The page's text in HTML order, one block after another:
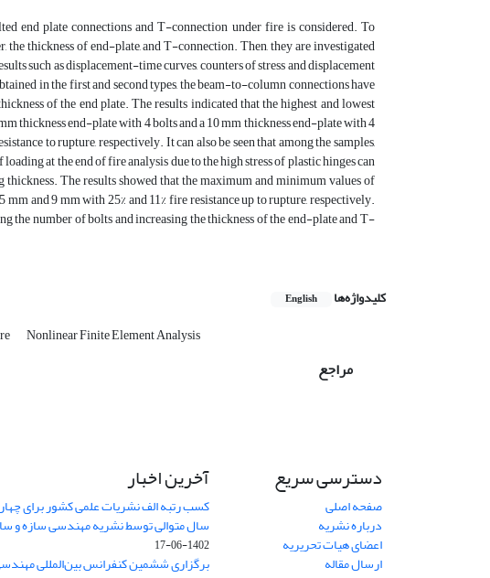
end plate connections and T-connection under fire is considered. To
the thickness of end-plate, and T-connection. Then, they are investigated
such as displacement-time curves, counters of stress and displacement
in the first and second types, the beam-to-column connections have
of the end plate. The results indicated that the highest and lowest
thickness end-plate with 4 bolts and a 10 mm thickness end-plate with 4
to rupture, respectively. It can also be seen that among the samples,
at the end of fire analysis due to the high stress of plastic hinges can
The results showed that the maximum and minimum values of
and 9 mm with 25% and 11% fire resistance up to rupture, respectively.
number of bolts and increasing the thickness of the end-plate and T-
کلیدواژه‌ها English
Nonlinear Finite Element Analysis
مراجع
دسترسی سریع
صفحه اصلی
درباره نشریه
اعضای هیات تحریریه
ارسال مقاله
آخرین اخبار
کسب رتبه الف نشریات علمی کشور برای
سال متوالی توسط نشریه مهندسی سازه و
1402-06-17
برگزاری ششمین کنفرانس بین‌المللی